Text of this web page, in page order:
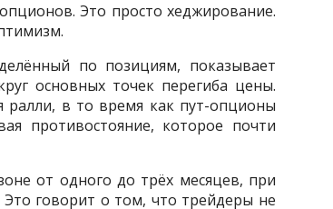
Это просто хеджирование.
по позициям, показывает
основных точек перегиба цены.
ралли, в то время как пут-опционы
противостояние, которое почти
от одного до трёх месяцев, при
Это говорит о том, что трейдеры не